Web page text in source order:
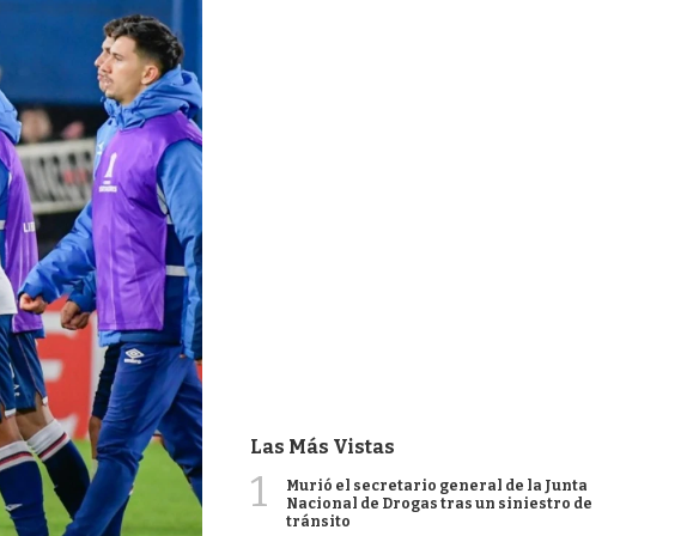
Las Más Vistas
1
Murió el secretario general de la Junta
Nacional de Drogas tras un siniestro de
tránsito